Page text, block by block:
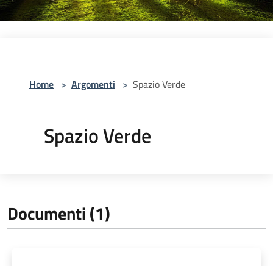
Home > Argomenti > Spazio Verde
Spazio Verde
Documenti (1)